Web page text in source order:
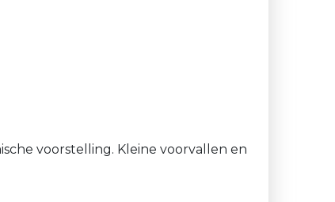
voorstelling. Kleine voorvallen en